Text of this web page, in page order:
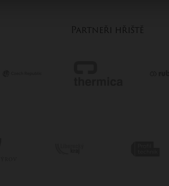
Partneři hřiště